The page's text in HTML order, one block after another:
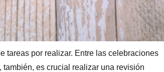
tareas por realizar. Entre las celebraciones
es crucial realizar una revisión